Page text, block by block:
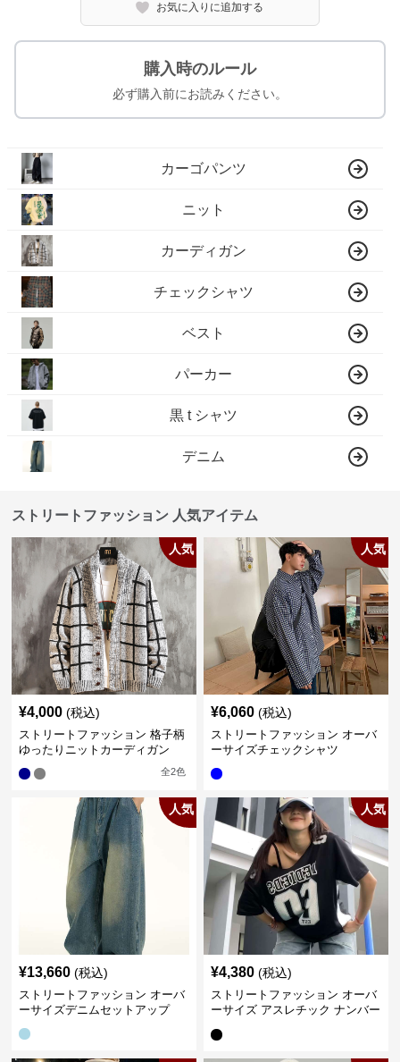
お気に入りに追加する
購入時のルール
必ず購入前にお読みください。
カーゴパンツ
ニット
カーディガン
チェックシャツ
ベスト
パーカー
黒 t シャツ
デニム
ストリートファッション 人気アイテム
人気
¥4,000 (税込)
ストリートファッション 格子柄
ゆったりニットカーディガン
全2色
人気
¥6,060 (税込)
ストリートファッション オーバ
ーサイズチェックシャツ
人気
¥13,660 (税込)
ストリートファッション オーバ
ーサイズデニムセットアップ
人気
¥4,380 (税込)
ストリートファッション オーバ
ーサイズ アスレチック ナンバー